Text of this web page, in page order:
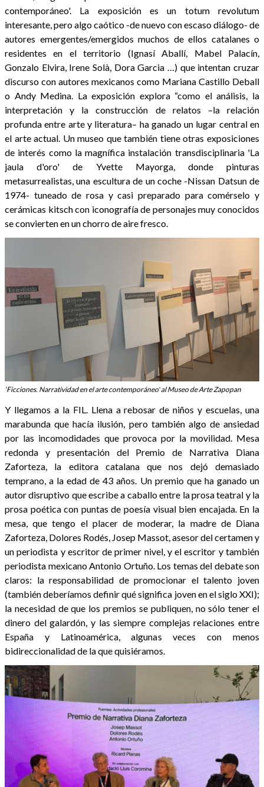
contemporáneo'. La exposición es un totum revolutum
interesante, pero algo caótico -de nuevo con escaso diálogo- de
autores emergentes/emergidos muchos de ellos catalanes o
residentes en el territorio (Ignasí Aballí, Mabel Palacín,
Gonzalo Elvira, Irene Solà, Dora Garcia …) que intentan cruzar
discurso con autores mexicanos como Mariana Castillo Deball
o Andy Medina. La exposición explora “como el análisis, la
interpretación y la construcción de relatos –la relación
profunda entre arte y literatura– ha ganado un lugar central en
el arte actual. Un museo que también tiene otras exposiciones
de interés como la magnífica instalación transdisciplinaria 'La
jaula d'oro' de Yvette Mayorga, donde pinturas
metasurrealistas, una escultura de un coche -Nissan Datsun de
1974- tuneado de rosa y casi preparado para comérselo y
cerámicas kitsch con iconografía de personajes muy conocidos
se convierten en un chorro de aire fresco.
‘Ficciones. Narratividad en el arte contemporáneo' al Museo de Arte Zapopan
Y llegamos a la FIL. Llena a rebosar de niños y escuelas, una
marabunda que hacía ilusión, pero también algo de ansiedad
por las incomodidades que provoca por la movilidad. Mesa
redonda y presentación del Premio de Narrativa Diana
Zaforteza, la editora catalana que nos dejó demasiado
temprano, a la edad de 43 años. Un premio que ha ganado un
autor disruptivo que escribe a caballo entre la prosa teatral y la
prosa poética con puntas de poesía visual bien encajada. En la
mesa, que tengo el placer de moderar, la madre de Diana
Zaforteza, Dolores Rodés, Josep Massot, asesor del certamen y
un periodista y escritor de primer nivel, y el escritor y también
periodista mexicano Antonio Ortuño. Los temas del debate son
claros: la responsabilidad de promocionar el talento joven
(también deberíamos definir qué significa joven en el siglo XXI);
la necesidad de que los premios se publiquen, no sólo tener el
dinero del galardón, y las siempre complejas relaciones entre
España y Latinoamérica, algunas veces con menos
bidireccionalidad de la que quisiéramos.